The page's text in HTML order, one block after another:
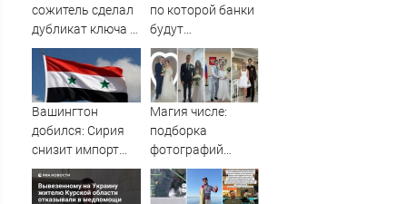
сожитель сделал
дубликат ключа и
обокрал уфимку
по которой банки
будут
блокировать
переводы
Вашингтон
добился: Сирия
снизит импорт
нефти из РФ
Магия числе:
подборка
фотографий
рязанских свадеб
08.08.2026